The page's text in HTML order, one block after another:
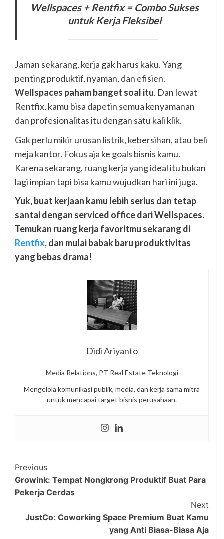
Wellspaces + Rentfix = Combo Sukses
untuk Kerja Fleksibel
Jaman sekarang, kerja gak harus kaku. Yang
penting produktif, nyaman, dan efisien.
Wellspaces paham banget soal itu. Dan lewat
Rentfix, kamu bisa dapetin semua kenyamanan
dan profesionalitas itu dengan satu kali klik.
Gak perlu mikir urusan listrik, kebersihan, atau beli
meja kantor. Fokus aja ke goals bisnis kamu.
Karena sekarang, ruang kerja yang ideal itu bukan
lagi impian tapi bisa kamu wujudkan hari ini juga.
Yuk, buat kerjaan kamu lebih serius dan tetap
santai dengan serviced office dari Wellspaces.
Temukan ruang kerja favoritmu sekarang di
Rentfix, dan mulai babak baru produktivitas
yang bebas drama!
Didi Ariyanto
Media Relations, PT Real Estate Teknologi
Mengelola komunikasi publik, media, dan kerja sama mitra
untuk mencapai target bisnis perusahaan.
Post
Navigation
Previous
Growink: Tempat Nongkrong Produktif Buat Para
Pekerja Cerdas
Next
JustCo: Coworking Space Premium Buat Kamu
yang Anti Biasa-Biasa Aja